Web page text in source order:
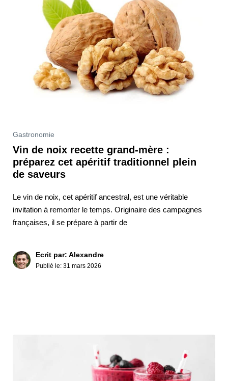
Gastronomie
Vin de noix recette grand-mère :
préparez cet apéritif traditionnel plein
de saveurs
Le vin de noix, cet apéritif ancestral, est une véritable
invitation à remonter le temps. Originaire des campagnes
françaises, il se prépare à partir de
Ecrit par: Alexandre
Publié le: 31 mars 2026